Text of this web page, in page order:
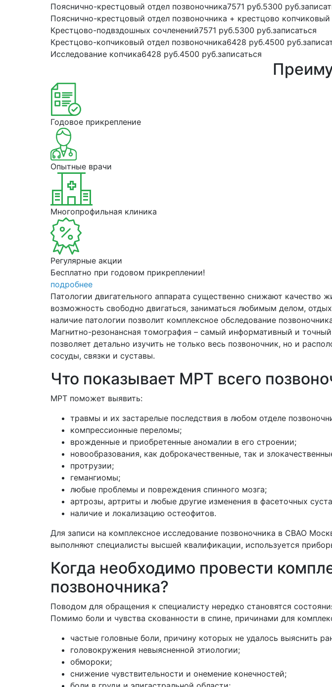
Пояснично-крестцовый отдел позвоночника7571 руб.5300 руб.
Пояснично-крестцовый отдел позвоночника + крестцово копчиковый
Крестцово-подвздошных сочленений7571 руб.5300 руб.записаться
Крестцово-копчиковый отдел позвоночника6428 руб.4500 руб.
Исследование копчика6428 руб.4500 руб.записаться
Годовое прикрепление
Опытные врачи
Многопрофильная клиника
Регулярные акции
Бесплатно при годовом прикреплении!
подробнее
Патологии двигательного аппарата существенно снижают
возможность свободно двигаться, заниматься любимым делом,
наличие патологии позволит комплексное обследование
Магнитно-резонансная томография – самый информативный и
позволяет детально изучить не только весь позвоночник, но и
сосуды, связки и суставы.
Что показывает МРТ всего
МРТ поможет выявить:
травмы и их застарелые последствия в любом отделе
компрессионные переломы;
врожденные и приобретенные аномалии в его строении;
новообразования, как доброкачественные, так и
протрузии;
гемангиомы;
любые проблемы и повреждения спинного мозга;
артрозы, артриты и любые другие изменения в фасеточных
наличие и локализацию остеофитов.
Для записи на комплексное исследование позвоночника в СВАО
выполняют специалисты высшей квалификации, используется
Когда необходимо провести
позвоночника?
Поводом для обращения к специалисту нередко становятся
Помимо боли и чувства скованности в спине, причинами для
частые головные боли, причину которых не удалось выяснить
головокружения невыясненной этиологии;
обмороки;
снижение чувствительности и онемение конечностей;